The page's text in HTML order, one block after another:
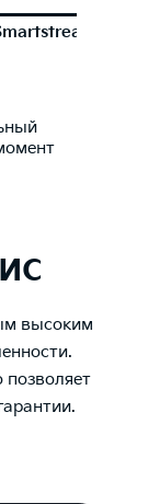
высоким
позволяет